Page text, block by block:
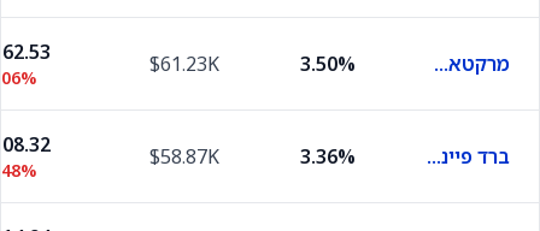
מרקטאקסס 3.50%
$61.23K
ברד פייננשל הולדינגס 3.36%
$58.87K